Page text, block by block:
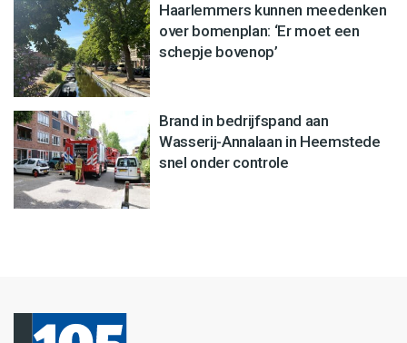
Haarlemmers kunnen meedenken
over bomenplan: ‘Er moet een
schepje bovenop’
Brand in bedrijfspand aan
Wasserij-Annalaan in Heemstede
snel onder controle